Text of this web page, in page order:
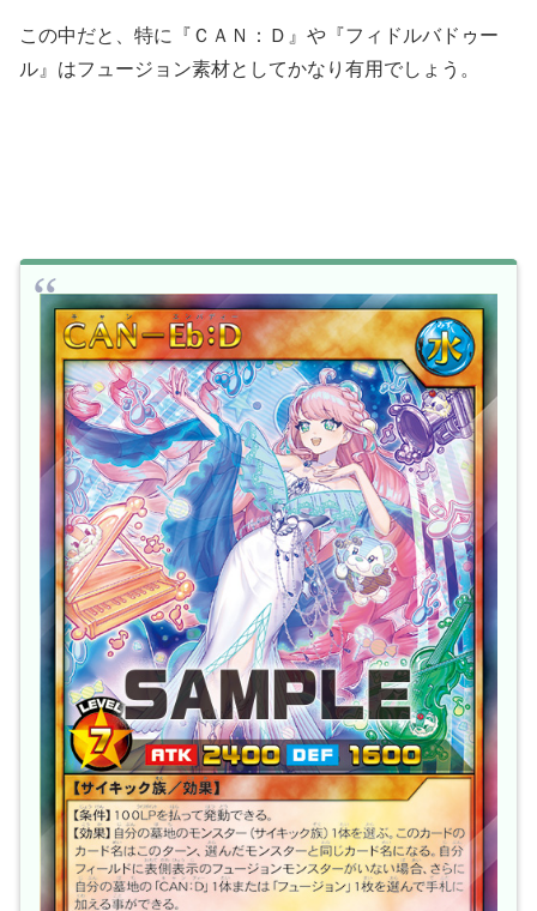
この中だと、特に『ＣＡＮ：Ｄ』や『フィドルバドゥー
ル』はフュージョン素材としてかなり有用でしょう。